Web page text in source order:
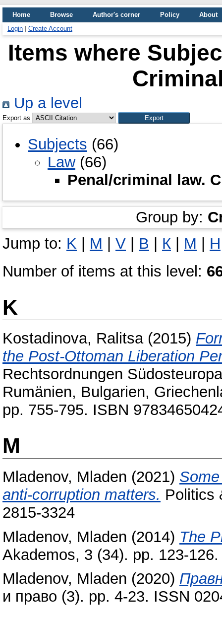
Home Browse Author's corner Policy
About
Login
Create Account
Items where
Up a level
Export as
Subjects (66)
Law(66)
Penal/criminal law.
Group by:
Jump to: K | M | V | В | К | М | Н
Number of items at this level:
K
Kostadinova, Ralitsa(2015)
the Post-Ottoman Liberation
Rechtsordnungen
Rumänien, Bulgarien,
pp. 755-795. ISBN
M
Mladenov, Mladen (2021)
anti-corruption matters. Politics
2815-3324
Mladenov, Mladen (2014) The
Akademos, 3 (34). pp. 123-
Mladenov, Mladen (2020)
и право (3). pp. 4-23. ISSN